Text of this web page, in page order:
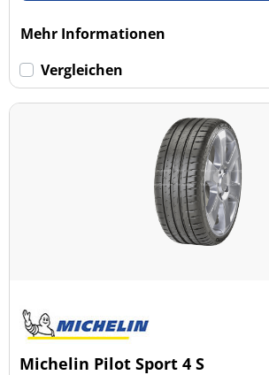
Mehr Informationen
Vergleichen
Michelin Pilot Sport 4 S